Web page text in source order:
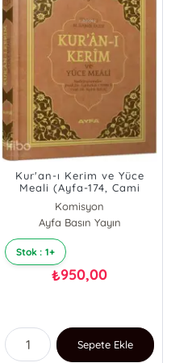
Kur'an-ı Kerim ve Yüce
Meali (Ayfa-174, Cami
Komisyon
Ayfa Basın Yayın
Stok : 1+
₺950,00
Sepete Ekle